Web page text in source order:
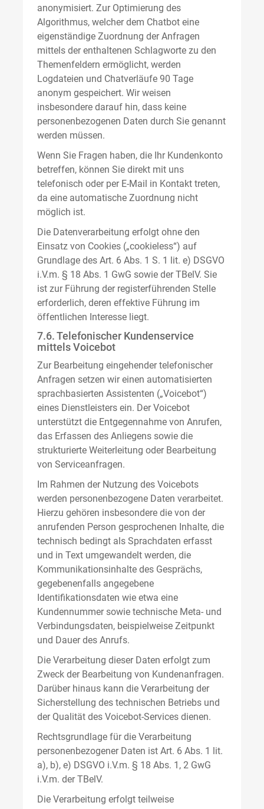
anonymisiert. Zur Optimierung des
Algorithmus, welcher dem Chatbot eine
eigenständige Zuordnung der Anfragen
mittels der enthaltenen Schlagworte zu den
Themenfeldern ermöglicht, werden
Logdateien und Chatverläufe 90 Tage
anonym gespeichert. Wir weisen
insbesondere darauf hin, dass keine
personenbezogenen Daten durch Sie genannt
werden müssen.
Wenn Sie Fragen haben, die Ihr Kundenkonto
betreffen, können Sie direkt mit uns
telefonisch oder per E-Mail in Kontakt treten,
da eine automatische Zuordnung nicht
möglich ist.
Die Datenverarbeitung erfolgt ohne den
Einsatz von Cookies („cookieless“) auf
Grundlage des Art. 6 Abs. 1 S. 1 lit. e) DSGVO
i.V.m. § 18 Abs. 1 GwG sowie der TBelV. Sie
ist zur Führung der registerführenden Stelle
erforderlich, deren effektive Führung im
öffentlichen Interesse liegt.
7.6. Telefonischer Kundenservice
mittels Voicebot
Zur Bearbeitung eingehender telefonischer
Anfragen setzen wir einen automatisierten
sprachbasierten Assistenten („Voicebot“)
eines Dienstleisters ein. Der Voicebot
unterstützt die Entgegennahme von Anrufen,
das Erfassen des Anliegens sowie die
strukturierte Weiterleitung oder Bearbeitung
von Serviceanfragen.
Im Rahmen der Nutzung des Voicebots
werden personenbezogene Daten verarbeitet.
Hierzu gehören insbesondere die von der
anrufenden Person gesprochenen Inhalte, die
technisch bedingt als Sprachdaten erfasst
und in Text umgewandelt werden, die
Kommunikationsinhalte des Gesprächs,
gegebenenfalls angegebene
Identifikationsdaten wie etwa eine
Kundennummer sowie technische Meta- und
Verbindungsdaten, beispielweise Zeitpunkt
und Dauer des Anrufs.
Die Verarbeitung dieser Daten erfolgt zum
Zweck der Bearbeitung von Kundenanfragen.
Darüber hinaus kann die Verarbeitung der
Sicherstellung des technischen Betriebs und
der Qualität des Voicebot-Services dienen.
Rechtsgrundlage für die Verarbeitung
personenbezogener Daten ist Art. 6 Abs. 1 lit.
a), b), e) DSGVO i.V.m. § 18 Abs. 1, 2 GwG
i.V.m. der TBelV.
Die Verarbeitung erfolgt teilweise